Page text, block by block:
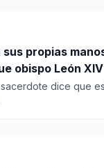
propias
obispo León XIV
dice que